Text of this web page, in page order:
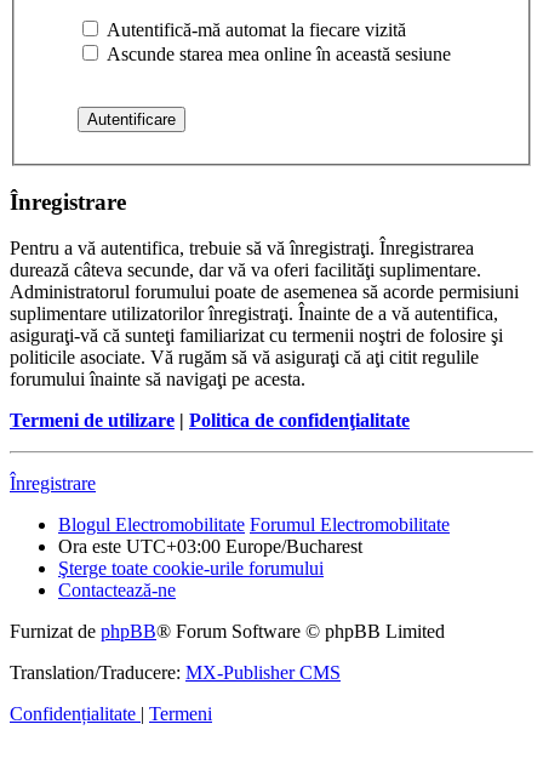
Autentifică-mă automat la fiecare vizită
Ascunde starea mea online în această sesiune
Înregistrare
Pentru a vă autentifica, trebuie să vă înregistraţi. Înregistrarea
durează câteva secunde, dar vă va oferi facilităţi suplimentare.
Administratorul forumului poate de asemenea să acorde permisiuni
suplimentare utilizatorilor înregistraţi. Înainte de a vă autentifica,
asiguraţi-vă că sunteţi familiarizat cu termenii noştri de folosire şi
politicile asociate. Vă rugăm să vă asiguraţi că aţi citit regulile
forumului înainte să navigaţi pe acesta.
Termeni de utilizare | Politica de confidenţialitate
Înregistrare
Blogul Electromobilitate Forumul Electromobilitate
Ora este UTC+03:00 Europe/Bucharest
Şterge toate cookie-urile forumului
Contactează-ne
Furnizat de phpBB® Forum Software © phpBB Limited
Translation/Traducere: MX-Publisher CMS
Confidențialitate | Termeni